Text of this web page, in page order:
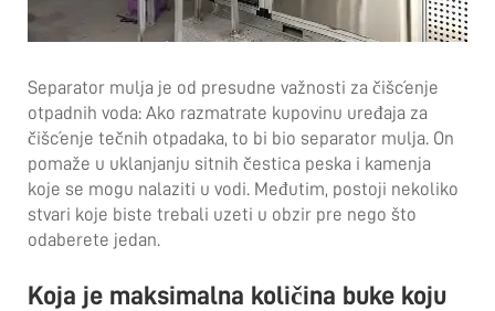
Separator mulja je od presudne važnosti za čišćenje
otpadnih voda: Ako razmatrate kupovinu uređaja za
čišćenje tečnih otpadaka, to bi bio separator mulja. On
pomaže u uklanjanju sitnih čestica peska i kamenja
koje se mogu nalaziti u vodi. Međutim, postoji nekoliko
stvari koje biste trebali uzeti u obzir pre nego što
odaberete jedan.
Koja je maksimalna količina buke koju